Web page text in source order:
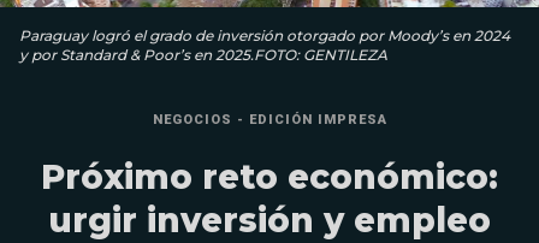
Paraguay logró el grado de inversión otorgado por Moody’s en 2024
y por Standard & Poor’s en 2025.FOTO: GENTILEZA
NEGOCIOS - EDICIÓN IMPRESA
Próximo reto económico:
urgir inversión y empleo